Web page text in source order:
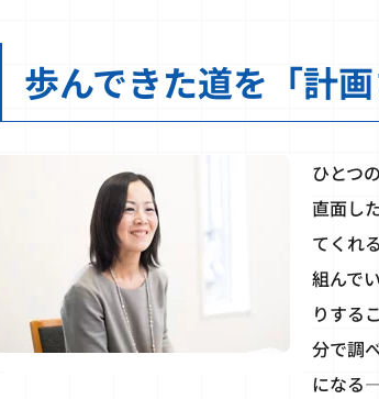
歩んできた道を「計
ひとつ
直面し
てくれ
組んで
りする
分で調
になる